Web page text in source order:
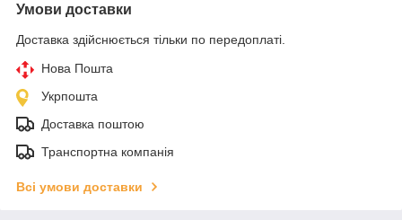
Умови доставки
Доставка здійснюється тільки по передоплаті.
Нова Пошта
Укрпошта
Доставка поштою
Транспортна компанія
Всі умови доставки